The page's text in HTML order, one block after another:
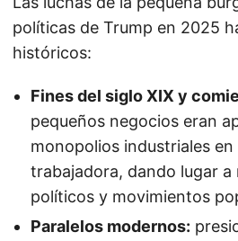
políticas de Trump en 2025
históricos:
Fines del siglo XIX y
pequeños negocios eran
monopolios industriales
trabajadora, dando lugar a
políticos y movimientos
Paralelos modernos: